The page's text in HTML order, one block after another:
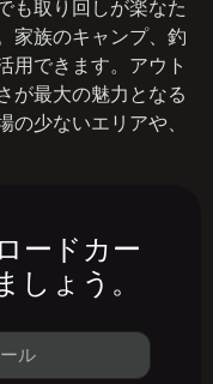
も取り回しが楽なた
家族のキャンプ、釣
用できます。アウト
が最大の魅力となる
少ないエリアや、
ードカー
しょう。